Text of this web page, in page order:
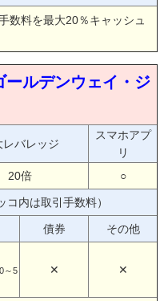
数料を最大20％キャッシュ
ルデンウェイ・ジ
レバレッジ
スマホアプ
リ
20倍 ○
内は取引手数料）
債券 その他
～5
✕ ✕